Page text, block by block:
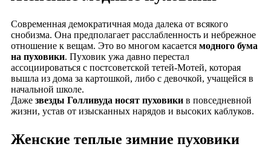
Современная демократичная мода далека от всякого
снобизма. Она предполагает расслабленность и небрежное
отношение к вещам. Это во многом касается модного бума
на пуховики. Пуховик ужа давно перестал
ассоциироваться с постсоветской тетей-Мотей, которая
вышла из дома за картошкой, либо с девочкой, учащейся в
начальной школе.
Даже звезды Голливуда носят пуховики в повседневной
жизни, устав от изысканных нарядов и высоких каблуков.
Женские теплые зимние пуховики